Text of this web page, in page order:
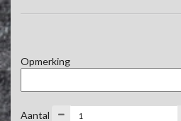
Opmerking
Aantal